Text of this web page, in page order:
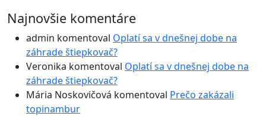
Najnovšie komentáre
admin komentoval Oplatí sa v dnešnej dobe na
záhrade štiepkovač?
Veronika komentoval Oplatí sa v dnešnej dobe na
záhrade štiepkovač?
Mária Noskovičová komentoval Prečo zakázali
topinambur